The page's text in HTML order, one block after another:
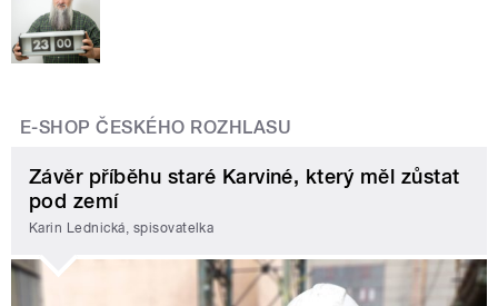
E-SHOP ČESKÉHO ROZHLASU
Závěr příběhu staré Karviné, který měl zůstat
pod zemí
Karin Lednická, spisovatelka